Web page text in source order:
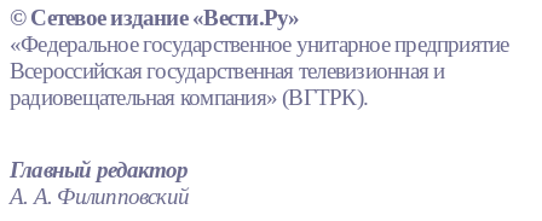
© Сетевое издание «Вести.Ру»
«Федеральное государственное унитарное предприятие
Всероссийская государственная телевизионная и
радиовещательная компания» (ВГТРК).
Главный редактор
А. А. Филипповский